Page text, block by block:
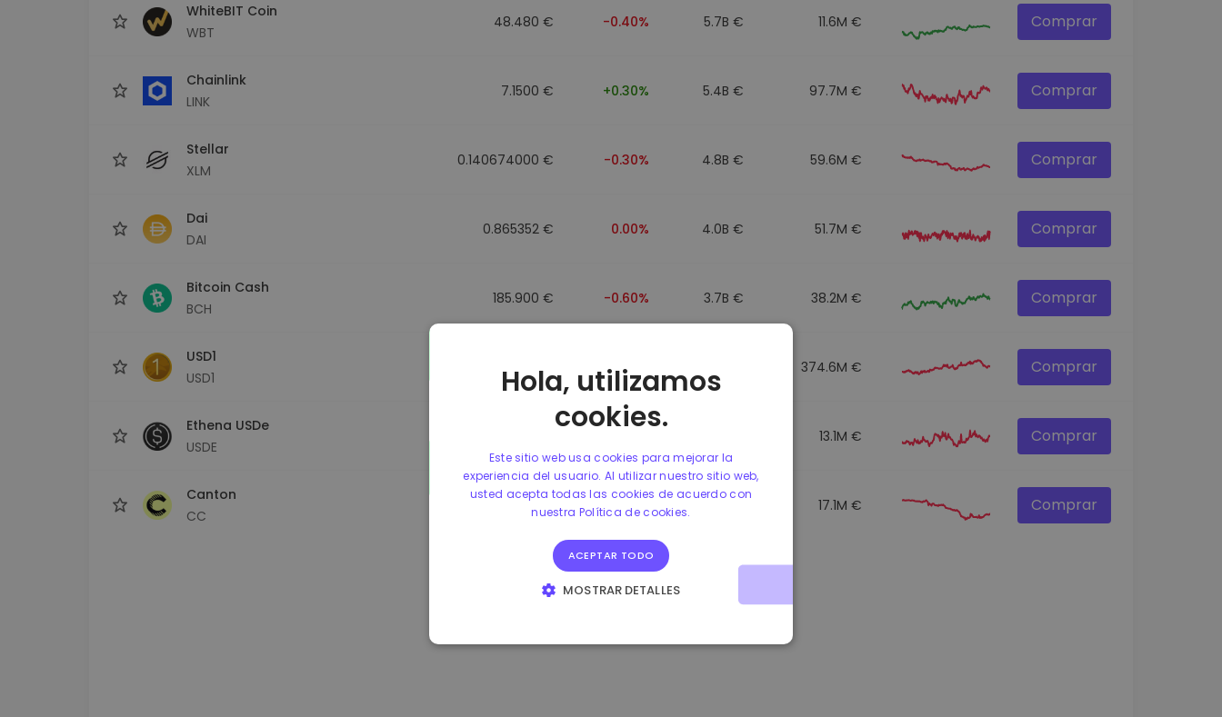
WhiteBIT Coin
WBT
48.480 € -0.40% 5.7B € 11.6M € Comprar
Chainlink
LINK
7.1500 € +0.30% 5.4B € 97.7M € Comprar
Stellar
XLM
0.140674000 € -0.30% 4.8B € 59.6M € Comprar
Dai
DAI
0.865352 € 0.00% 4.0B € 51.7M € Comprar
Bitcoin Cash
BCH
185.900 € -0.60% 3.7B € 38.2M € Comprar
USD1
USD1
0.864784 € 0.00% 374.6M € Comprar
Ethena USDe
USDE
13.1M € Comprar
Canton
CC
0.083269000 € +4.90% 17.1M € Comprar
Hola, utilizamos
cookies.
Este sitio web usa cookies para mejorar la
experiencia del usuario. Al utilizar nuestro sitio web,
usted acepta todas las cookies de acuerdo con
nuestra Política de cookies.
ACEPTAR TODO
MOSTRAR DETALLES